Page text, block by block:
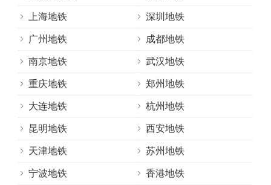
上海地铁 深圳地铁
广州地铁 成都地铁
南京地铁 武汉地铁
重庆地铁 郑州地铁
大连地铁 杭州地铁
昆明地铁 西安地铁
天津地铁 苏州地铁
宁波地铁 香港地铁